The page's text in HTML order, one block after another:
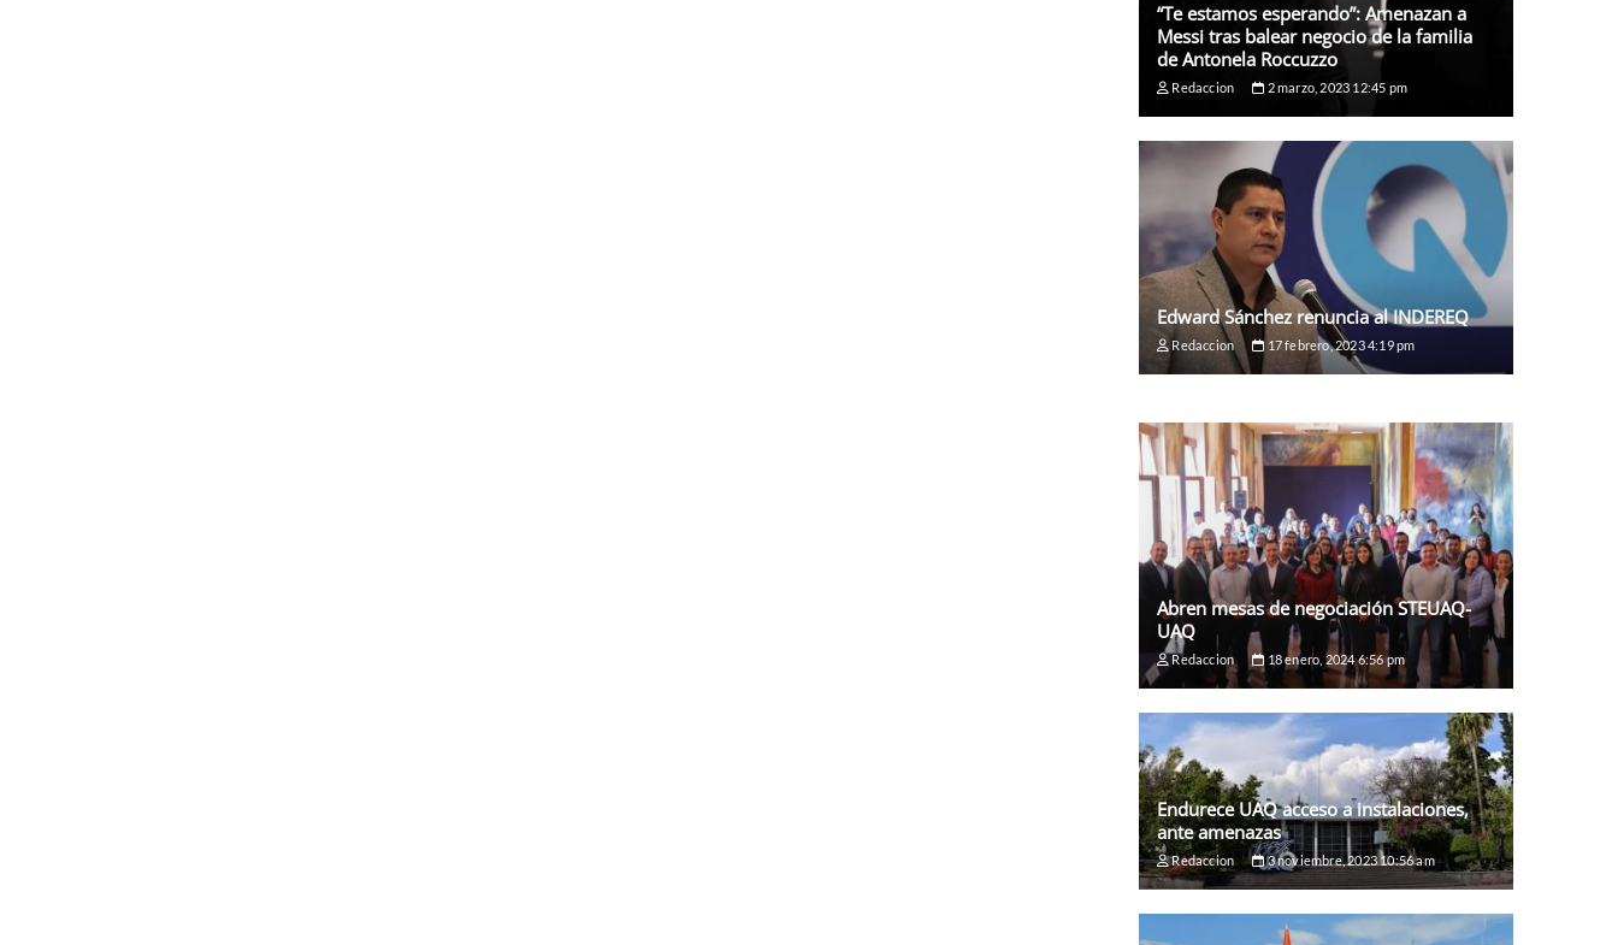
“Te estamos esperando”: Amenazan a
Messi tras balear negocio de la familia
de Antonela Roccuzzo
Redaccion 2 marzo, 2023 12:45 pm
Edward Sánchez renuncia al INDEREQ
Redaccion 17 febrero, 2023 4:19 pm
Abren mesas de negociación STEUAQ-
UAQ
Redaccion 18 enero, 2024 6:56 pm
Endurece UAQ acceso a instalaciones,
ante amenazas
Redaccion 3 noviembre, 2023 10:56 am